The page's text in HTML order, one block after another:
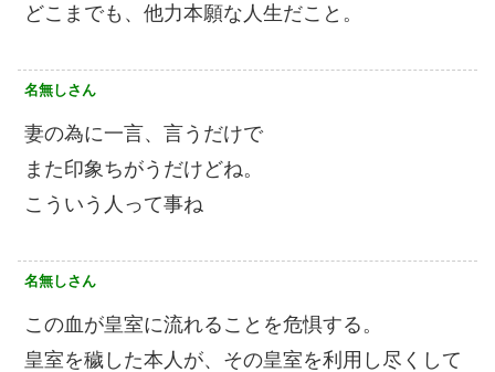
どこまでも、他力本願な人生だこと。
名無しさん
妻の為に一言、言うだけで
また印象ちがうだけどね。
こういう人って事ね
名無しさん
この血が皇室に流れることを危惧する。
皇室を穢した本人が、その皇室を利用し尽くして